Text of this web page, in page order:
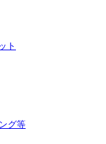
ト
グ等